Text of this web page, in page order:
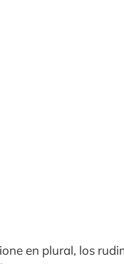
en plural, los